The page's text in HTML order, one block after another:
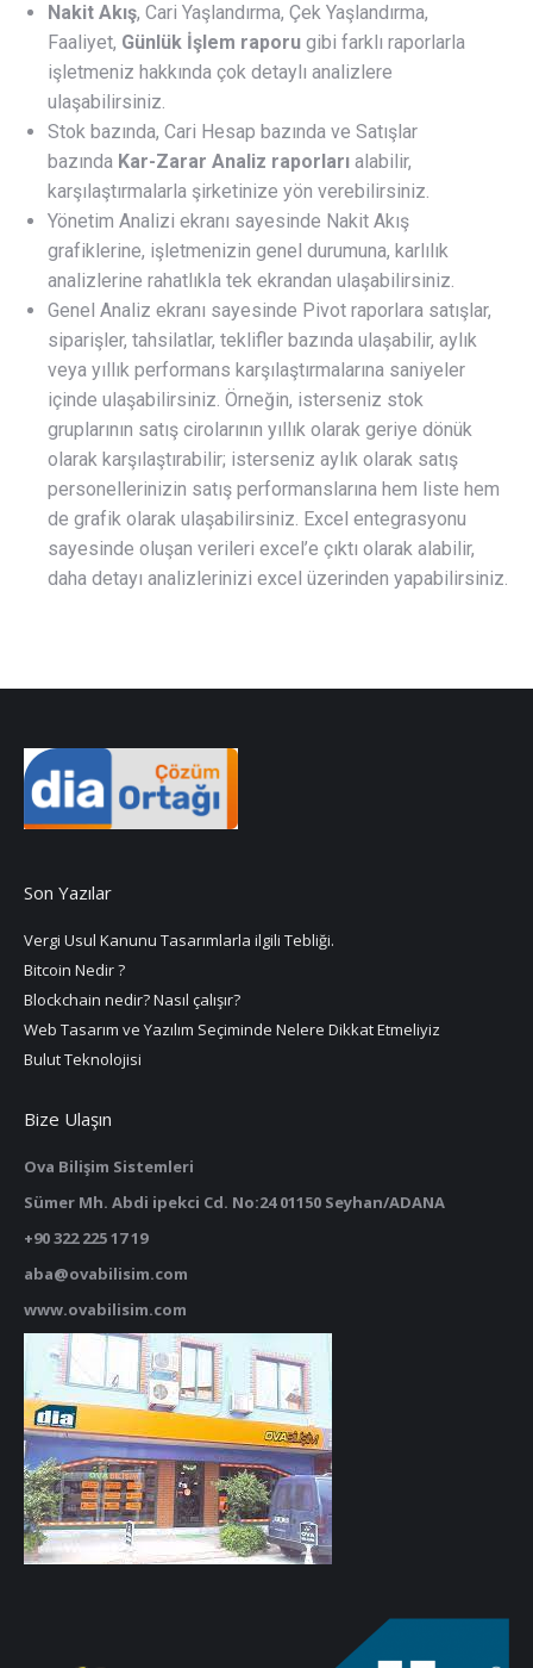
Nakit Akış, Cari Yaşlandırma, Çek Yaşlandırma,
Faaliyet, Günlük İşlem raporu gibi farklı raporlarla
işletmeniz hakkında çok detaylı analizlere
ulaşabilirsiniz.
Stok bazında, Cari Hesap bazında ve Satışlar
bazında Kar-Zarar Analiz raporları alabilir,
karşılaştırmalarla şirketinize yön verebilirsiniz.
Yönetim Analizi ekranı sayesinde Nakit Akış
grafiklerine, işletmenizin genel durumuna, karlılık
analizlerine rahatlıkla tek ekrandan ulaşabilirsiniz.
Genel Analiz ekranı sayesinde Pivot raporlara satışlar,
siparişler, tahsilatlar, teklifler bazında ulaşabilir, aylık
veya yıllık performans karşılaştırmalarına saniyeler
içinde ulaşabilirsiniz. Örneğin, isterseniz stok
gruplarının satış cirolarının yıllık olarak geriye dönük
olarak karşılaştırabilir; isterseniz aylık olarak satış
personellerinizin satış performanslarına hem liste hem
de grafik olarak ulaşabilirsiniz. Excel entegrasyonu
sayesinde oluşan verileri excel’e çıktı olarak alabilir,
daha detayı analizlerinizi excel üzerinden yapabilirsiniz.
Son Yazılar
Vergi Usul Kanunu Tasarımlarla ilgili Tebliği.
Bitcoin Nedir ?
Blockchain nedir? Nasıl çalışır?
Web Tasarım ve Yazılım Seçiminde Nelere Dikkat Etmeliyiz
Bulut Teknolojisi
Bize Ulaşın
Ova Bilişim Sistemleri
Sümer Mh. Abdi ipekci Cd. No:24 01150 Seyhan/ADANA
+90 322 225 17 19
aba@ovabilisim.com
www.ovabilisim.com